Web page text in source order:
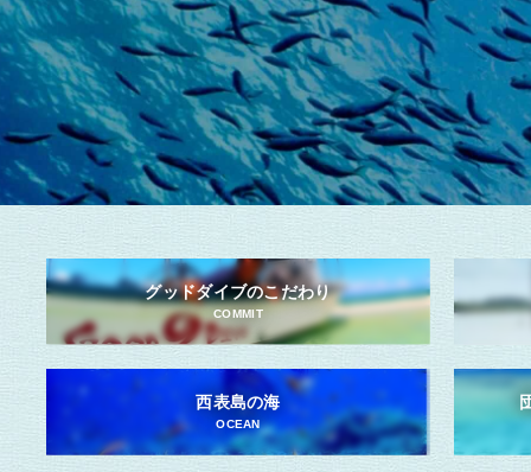
グッドダイブのこだわり
COMMIT
西表島の海
OCEAN